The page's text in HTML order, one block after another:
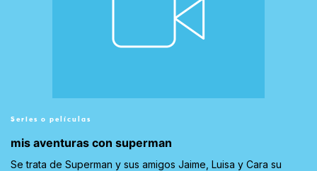
Series o películas
mis aventuras con superman
Se trata de Superman y sus amigos Jaime, Luisa y Cara su